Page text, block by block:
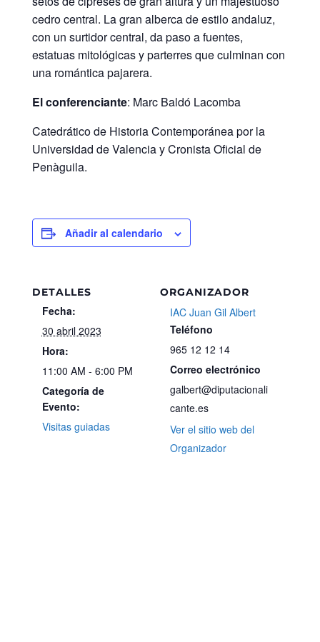
cedro central. La gran alberca de estilo andaluz,
con un surtidor central, da paso a fuentes,
estatuas mitológicas y parterres que culminan con
una romántica pajarera.
El conferenciante: Marc Baldó Lacomba
Catedrático de Historia Contemporánea por la
Universidad de Valencia y Cronista Oficial de
Penàguila.
Añadir al calendario
DETALLES
Fecha:
30 abril 2023
Hora:
11:00 AM - 6:00 PM
Categoría de
Evento:
Visitas guiadas
ORGANIZADOR
IAC Juan Gil Albert
Teléfono
965 12 12 14
Correo electrónico
galbert@diputacionali
cante.es
Ver el sitio web del
Organizador